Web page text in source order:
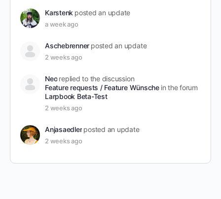
Karstenk posted an update
a week ago
Aschebrenner posted an update
2 weeks ago
Neo replied to the discussion
Feature requests / Feature Wünsche in the forum
Larpbook Beta-Test
2 weeks ago
Anjasaedler posted an update
2 weeks ago